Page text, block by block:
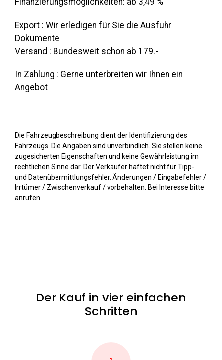
Finanzierungsmöglichkeiten: ab 3,49 %
Export : Wir erledigen für Sie die Ausfuhr
Dokumente
Versand : Bundesweit schon ab 179.-
In Zahlung : Gerne unterbreiten wir Ihnen ein
Angebot
Die Fahrzeugbeschreibung dient der Identifizierung des
Fahrzeugs. Die Angaben sind unverbindlich. Sie stellen keine
zugesicherten Eigenschaften und keine Gewährleistung im
rechtlichen Sinne dar. Der Verkäufer haftet nicht für Tipp-
und Datenübermittlungsfehler. Änderungen / Eingabefehler /
Irrtümer / Zwischenverkauf / vorbehalten. Bei Interesse bitte
anrufen.
Der Kauf in vier einfachen
Schritten